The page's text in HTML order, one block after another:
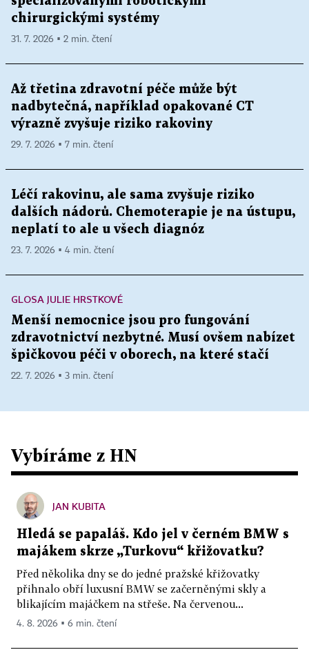
chirurgickými systémy
31. 7. 2026 ▪ 2 min. čtení
Až třetina zdravotní péče může být
nadbytečná, například opakované CT
výrazně zvyšuje riziko rakoviny
29. 7. 2026 ▪ 7 min. čtení
Léčí rakovinu, ale sama zvyšuje riziko
dalších nádorů. Chemoterapie je na ústupu,
neplatí to ale u všech diagnóz
23. 7. 2026 ▪ 4 min. čtení
GLOSA JULIE HRSTKOVÉ
Menší nemocnice jsou pro fungování
zdravotnictví nezbytné. Musí ovšem nabízet
špičkovou péči v oborech, na které stačí
22. 7. 2026 ▪ 3 min. čtení
Vybíráme z HN
JAN KUBITA
Hledá se papaláš. Kdo jel v černém BMW s
majákem skrze „Turkovu“ křižovatku?
Před několika dny se do jedné pražské křižovatky
přihnalo obří luxusní BMW se začerněnými skly a
blikajícím majáčkem na střeše. Na červenou...
4. 8. 2026 ▪ 6 min. čtení